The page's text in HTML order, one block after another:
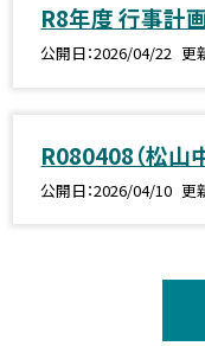
R8年度 行事計
公開日 2026/04/22 更
R080408（松山
公開日 2026/04/10 更